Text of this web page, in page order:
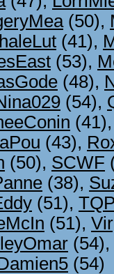
(50),
(41),
(53),
(48),
(54),
(43),
(50), SCWF
(38),
(51),
(51),
(54),
(54)